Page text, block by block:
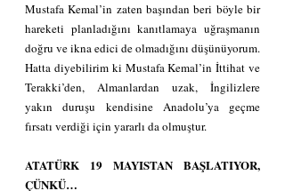
Mustafa Kemal’in zaten başından beri böyle bir
hareketi planladığını kanıtlamaya uğraşmanın
doğru ve ikna edici de olmadığını düşünüyorum.
Hatta diyebilirim ki Mustafa Kemal’in İttihat ve
Terakki’den, Almanlardan uzak, İngilizlere
yakın duruşu kendisine Anadolu’ya geçme
fırsatı verdiği için yararlı da olmuştur.
ATATÜRK 19 MAYISTAN BAŞLATIYOR,
ÇÜNKÜ…